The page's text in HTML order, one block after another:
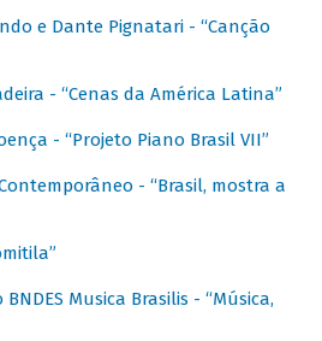
e Dante Pignatari - “Canção
- “Cenas da América Latina”
- “Projeto Piano Brasil VII”
- “Brasil, mostra a
BNDES Musica Brasilis - “Música,